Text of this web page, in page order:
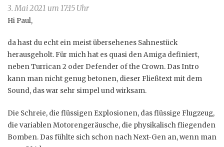
3. Mai 2021 um 17:15 Uhr
Hi Paul,
da hast du echt ein meist übersehenes Sahnestück
herausgeholt. Für mich hat es quasi den Amiga definiert,
neben Turrican 2 oder Defender of the Crown. Das Intro
kann man nicht genug betonen, dieser Fließtext mit dem
Sound, das war sehr simpel und wirksam.
Die Schreie, die flüssigen Explosionen, das flüssige Flugzeug,
die variablen Motorengeräusche, die physikalisch fliegenden
Bomben. Das fühlte sich schon nach Next-Gen an, wenn man